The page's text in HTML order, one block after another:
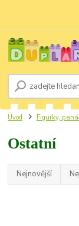
Úvod Figurky,
Ostatní
Nejnovější